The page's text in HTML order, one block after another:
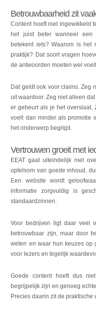
Betrouwbaarheid zit
Content hoeft niet ingewikkeld
het juist beter wanneer een
betekent iets? Waarom is het
praktijk? Dat soort vragen
de antwoorden moeten wel
Dat geldt ook voor claims. Zeg
uit waardoor. Zeg niet alleen
er gebeurt als je het overslaat.
voelt dan minder als promotie
het onderwerp begrijpt.
Vertrouwen groeit met
EEAT gaat uiteindelijk niet
optelsom van goede inhoud,
Een website wordt
informatie zorgvuldig is
standaardzinnen.
Voor bedrijven ligt daar veel
betrouwbaar zijn, maar door
weten en waar hun keuzes op
voor lezers en tegelijk
Goede content hoeft dus
begrijpelijk zijn en genoeg
Precies daarin zit de praktische